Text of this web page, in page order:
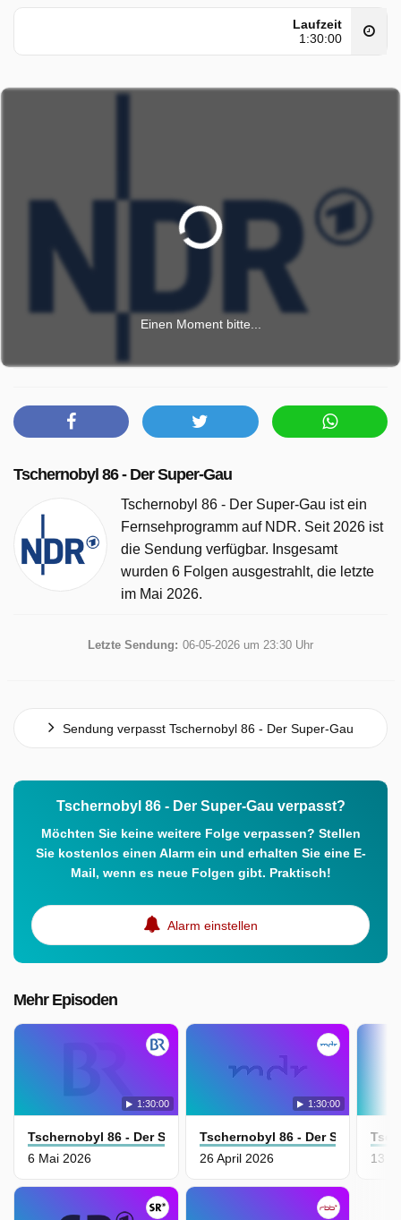
Politiker und Experten werden zu Getriebenen angesichts
des Ernsts der Lage. In der DDR wird nach dem Willen der
Parteiführung systematisch verharmlost, in der
junger hessischer Umweltminister von den Grünen fordert
Angst zeigen, und entschlossene Männer und Frauen, die
sich in Lebensgefahr begeben, um den Unfall-Reaktor zu
dekontaminieren. "Tschernobyl 86" erzählt mit
Originalmaterial aus dem Jahr 1986, wie sich die
Ereignisse überschlagen und wie eine ungeahnte Angst
vor dem unbekannten Schrecken eine schier ungebremste
Dynamik entfacht. Film von Volker Heise - Erstsendung:
Podcast „Tschernobyl – Die Katastrophe und wir“ in ARD
Tschernobyl 86 - Der Super-Gau wurde auf NDR
Laufzeit
1:30:00
Einen Moment bitte...
Tschernobyl 86 - Der Super-Gau
Tschernobyl 86 - Der Super-Gau ist ein
Fernsehprogramm auf NDR. Seit 2026 ist
die Sendung verfügbar. Insgesamt
wurden 6 Folgen ausgestrahlt, die letzte
im Mai 2026.
Letzte Sendung: 06-05-2026 um 23:30 Uhr
Sendung verpasst Tschernobyl 86 - Der Super-Gau
Tschernobyl 86 - Der Super-Gau verpasst?
Möchten Sie keine weitere Folge verpassen? Stellen
Sie kostenlos einen Alarm ein und erhalten Sie eine E-
Mail, wenn es neue Folgen gibt. Praktisch!
Alarm einstellen
Mehr Episoden
1:30:00
Tschernobyl 86 - Der Super-Gau
6 Mai 2026
1:30:00
Tschernobyl 86 - Der Super-Gau
26 April 2026
13